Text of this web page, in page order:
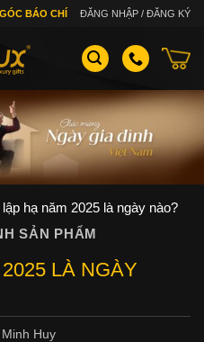
GÓC BÁO CHÍ ĐĂNG NHẬP / ĐĂNG KÝ
hạ năm 2025 là ngày nào?
SẢN PHẨM
LÀ NGÀY
Huy